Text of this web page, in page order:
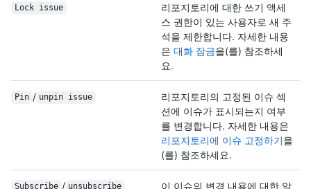
Lock issue
리포지토리에 대한 쓰기 액세
스 권한이 있는 사용자로 새 주
석을 제한합니다. 자세한 내용
은 대화 잠금을(를) 참조하세
요.
Pin / unpin issue
리포지토리의 고정된 이슈 섹
션에 이슈가 표시되는지 여부
를 변경합니다. 자세한 내용은
리포지토리에 이슈 고정하기을
(를) 참조하세요.
Subscribe / unsubscribe
이 이슈의 변경 내용에 대한 알